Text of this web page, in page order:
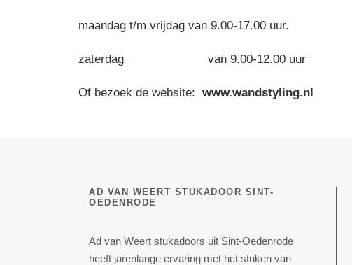
maandag t/m vrijdag van 9.00-17.00 uur.
zaterdag van 9.00-12.00 uur
Of bezoek de website: www.wandstyling.nl
AD VAN WEERT STUKADOOR SINT-
OEDENRODE
Ad van Weert stukadoors uit Sint-Oedenrode
heeft jarenlange ervaring met het stuken van